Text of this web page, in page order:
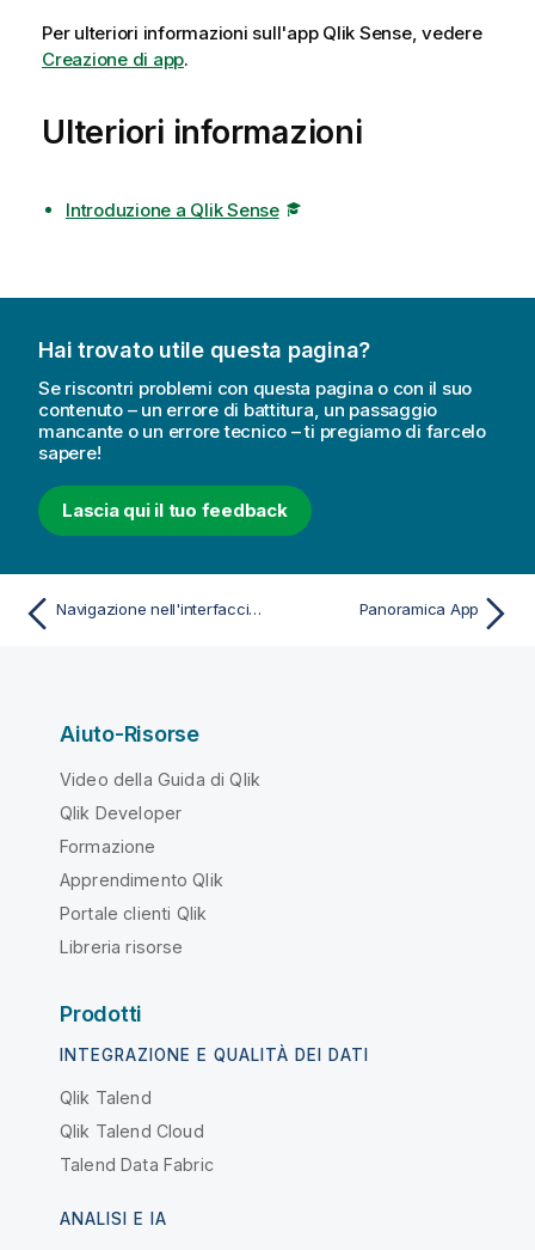
Per ulteriori informazioni sull'app Qlik Sense, vedere
Creazione di app.
Ulteriori informazioni
Introduzione a Qlik Sense
Hai trovato utile questa pagina?
Se riscontri problemi con questa pagina o con il suo
contenuto – un errore di battitura, un passaggio
mancante o un errore tecnico – ti pregiamo di farcelo
sapere!
Lascia qui il tuo feedback
Navigazione nell'interfaccia utente Panoramica App
Aiuto-Risorse
Video della Guida di Qlik
Qlik Developer
Formazione
Apprendimento Qlik
Portale clienti Qlik
Libreria risorse
Prodotti
INTEGRAZIONE E QUALITÀ DEI DATI
Qlik Talend
Qlik Talend Cloud
Talend Data Fabric
ANALISI E IA